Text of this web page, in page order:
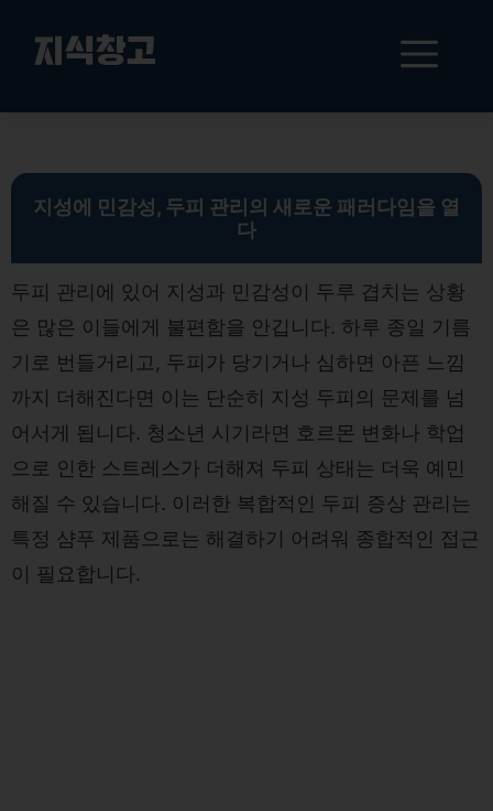
뛰
지식창고
메
뉴
지성에 민감성, 두피 관리의 새로운 패러다임을 열
다
두피 관리에 있어 지성과 민감성이 두루 겹치는 상황
은 많은 이들에게 불편함을 안깁니다. 하루 종일 기름
기로 번들거리고, 두피가 당기거나 심하면 아픈 느낌
까지 더해진다면 이는 단순히 지성 두피의 문제를 넘
어서게 됩니다. 청소년 시기라면 호르몬 변화나 학업
으로 인한 스트레스가 더해져 두피 상태는 더욱 예민
해질 수 있습니다. 이러한 복합적인 두피 증상 관리는
특정 샴푸 제품으로는 해결하기 어려워 종합적인 접근
이 필요합니다.